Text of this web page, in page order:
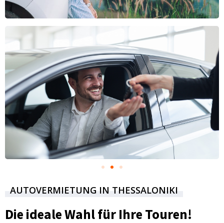
AUTOVERMIETUNG IN THESSALONIKI
Die ideale Wahl für Ihre Touren!